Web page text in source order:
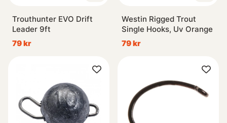
Trouthunter EVO Drift
Leader 9ft
79 kr
Westin Rigged Trout
Single Hooks, Uv Orange
79 kr